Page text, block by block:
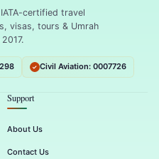
certified travel
visas, tours & Umrah
Civil Aviation: 0007726
Support
About Us
Contact Us